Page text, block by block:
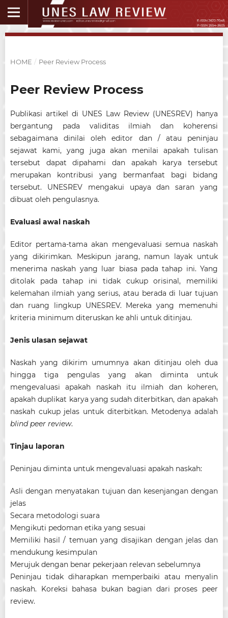
HOME / Peer Review Process
Peer Review Process
Publikasi artikel di UNES Law Review (UNESREV) hanya
bergantung pada validitas ilmiah dan koherensi
sebagaimana dinilai oleh editor dan / atau peninjau
sejawat kami, yang juga akan menilai apakah tulisan
tersebut dapat dipahami dan apakah karya tersebut
merupakan kontribusi yang bermanfaat bagi bidang
tersebut. UNESREV mengakui upaya dan saran yang
dibuat oleh pengulasnya.
Evaluasi awal naskah
Editor pertama-tama akan mengevaluasi semua naskah
yang dikirimkan. Meskipun jarang, namun layak untuk
menerima naskah yang luar biasa pada tahap ini. Yang
ditolak pada tahap ini tidak cukup orisinal, memiliki
kelemahan ilmiah yang serius, atau berada di luar tujuan
dan ruang lingkup UNESREV. Mereka yang memenuhi
kriteria minimum diteruskan ke ahli untuk ditinjau.
Jenis ulasan sejawat
Naskah yang dikirim umumnya akan ditinjau oleh dua
hingga tiga pengulas yang akan diminta untuk
mengevaluasi apakah naskah itu ilmiah dan koheren,
apakah duplikat karya yang sudah diterbitkan, dan apakah
naskah cukup jelas untuk diterbitkan. Metodenya adalah
blind peer review.
Tinjau laporan
Peninjau diminta untuk mengevaluasi apakah naskah:
Asli dengan menyatakan tujuan dan kesenjangan dengan
jelas
Secara metodologi suara
Mengikuti pedoman etika yang sesuai
Memiliki hasil / temuan yang disajikan dengan jelas dan
mendukung kesimpulan
Merujuk dengan benar pekerjaan relevan sebelumnya
Peninjau tidak diharapkan memperbaiki atau menyalin
naskah. Koreksi bahasa bukan bagian dari proses peer
review.